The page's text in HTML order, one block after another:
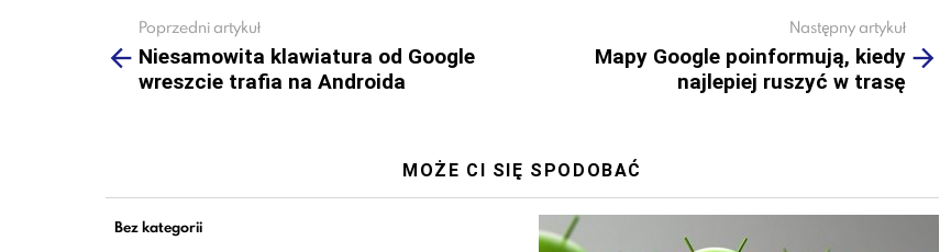
more
Poprzedni artykuł
Niesamowita klawiatura od Google
wreszcie trafia na Androida
Następny artykuł
Mapy Google poinformują, kiedy
najlepiej ruszyć w trasę
MOŻE CI SIĘ SPODOBAĆ
Bez kategorii